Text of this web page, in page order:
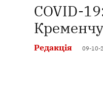
COVID-
Редакція 09-10-